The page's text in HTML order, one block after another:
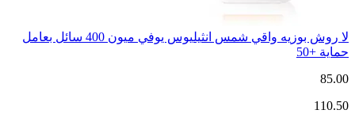
لا روش بوزيه واقي شمس انثيليوس يوفي ميون 400 سائل بعامل
حماية +50
85.00
110.50